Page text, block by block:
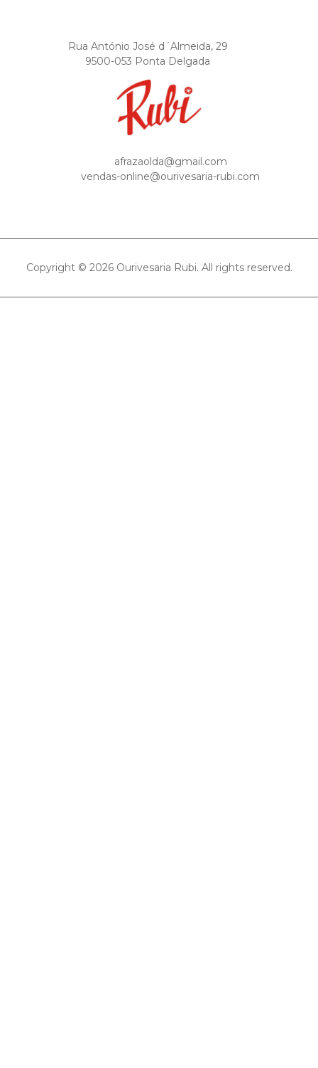
Rua António José d´Almeida, 29
9500-053 Ponta Delgada
afrazaolda@gmail.com
vendas-online@ourivesaria-rubi.com
Copyright © 2026 Ourivesaria Rubi. All rights reserved.